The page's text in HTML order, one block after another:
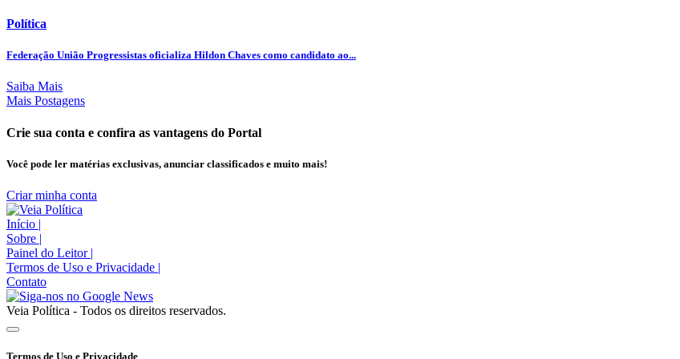
Política
Federação União Progressistas oficializa Hildon Chaves como candidato ao...
Saiba Mais
Mais Postagens
Crie sua conta e confira as vantagens do Portal
Você pode ler matérias exclusivas, anunciar classificados e muito mais!
Criar minha conta
Início |
Sobre |
Painel do Leitor |
Termos de Uso e Privacidade |
Contato
Veia Política - Todos os direitos reservados.
Termos de Uso e Privacidade